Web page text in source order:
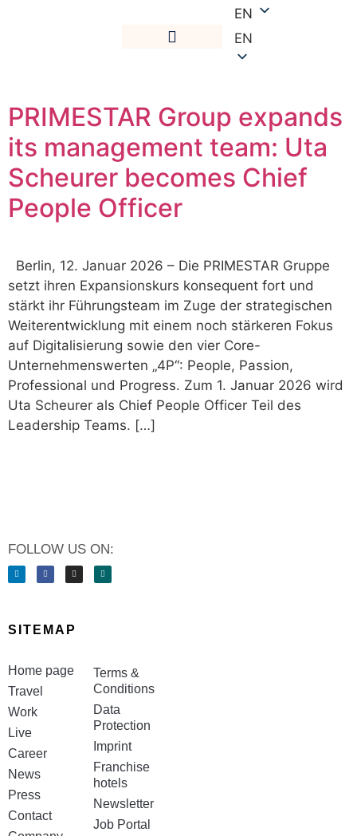
EN
EN
PRIMESTAR Group expands
its management team: Uta
Scheurer becomes Chief
People Officer
Berlin, 12. Januar 2026 – Die PRIMESTAR Gruppe
setzt ihren Expansionskurs konsequent fort und
stärkt ihr Führungsteam im Zuge der strategischen
Weiterentwicklung mit einem noch stärkeren Fokus
auf Digitalisierung sowie den vier Core-
Unternehmenswerten „4P“: People, Passion,
Professional und Progress. Zum 1. Januar 2026 wird
Uta Scheurer als Chief People Officer Teil des
Leadership Teams. […]
FOLLOW US ON:
SITEMAP
Home page
Travel
Work
Live
Career
News
Press
Contact
Terms &
Conditions
Data
Protection
Imprint
Franchise
hotels
Newsletter
Job Portal